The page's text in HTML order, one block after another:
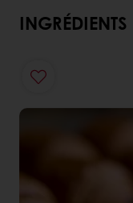
INGRÉDIENTS